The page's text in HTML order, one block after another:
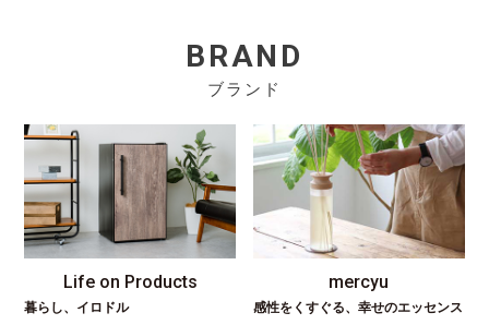
BRAND
ブランド
Life on Products
暮らし、イロドル
mercyu
感性をくすぐる、幸せのエッセンス